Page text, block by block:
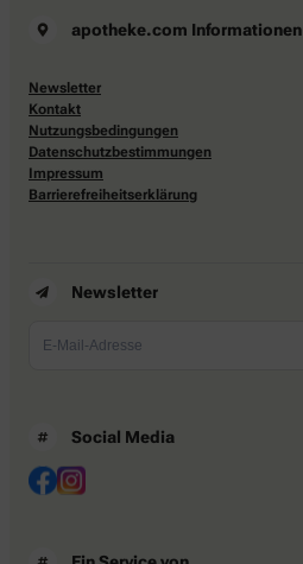
apotheke.com Informationen
Newsletter
Kontakt
Nutzungsbedingungen
Datenschutzbestimmungen
Impressum
Barrierefreiheitserklärung
Newsletter
Social Media